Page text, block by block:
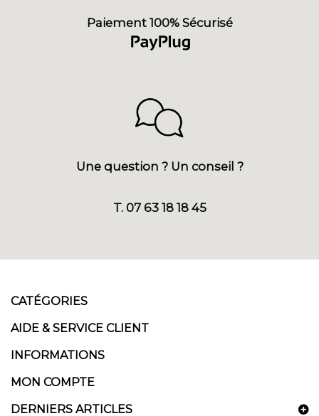
Paiement 100% Sécurisé
Une question ? Un conseil ?
T. 07 63 18 18 45
CATÉGORIES
AIDE & SERVICE CLIENT
INFORMATIONS
MON COMPTE
DERNIERS ARTICLES